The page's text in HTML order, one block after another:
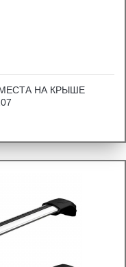
НА КРЫШЕ